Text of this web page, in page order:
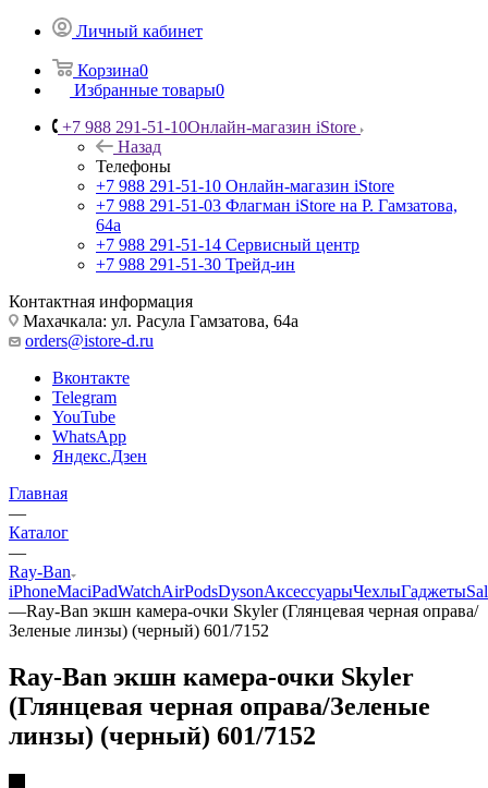
Личный кабинет
Корзина0
Избранные товары0
+7 988 291-51-10Онлайн-магазин iStore
Назад
Телефоны
+7 988 291-51-10 Онлайн-магазин iStore
+7 988 291-51-03 Флагман iStore на Р. Гамзатова,
64а
+7 988 291-51-14 Сервисный центр
+7 988 291-51-30 Трейд-ин
Контактная информация
Махачкала: ул. Расула Гамзатова, 64а
orders@istore-d.ru
Вконтакте
Telegram
YouTube
WhatsApp
Яндекс.Дзен
Главная
—
Каталог
—
Ray-Ban
iPhoneMaciPadWatchAirPodsDysonАксессуарыЧехлыГаджеты
—Ray-Ban экшн камера-очки Skyler (Глянцевая черная оправа/
Зеленые линзы) (черный) 601/7152
Ray-Ban экшн камера-очки Skyler
(Глянцевая черная оправа/Зеленые
линзы) (черный) 601/7152